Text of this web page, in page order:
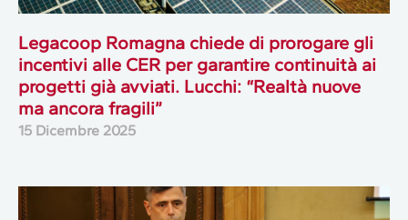
Legacoop Romagna chiede di prorogare gli
incentivi alle CER per garantire continuità ai
progetti già avviati. Lucchi: “Realtà nuove
ma ancora fragili”
15 Dicembre 2025